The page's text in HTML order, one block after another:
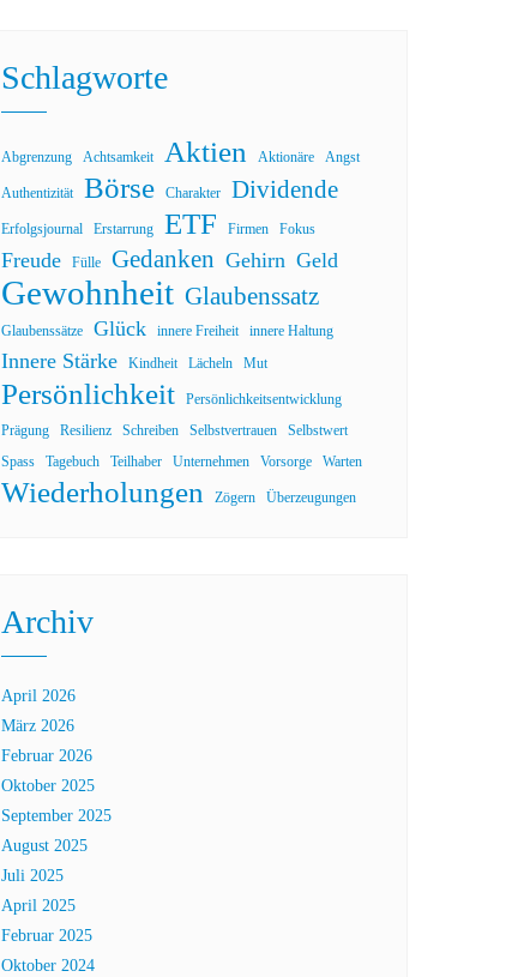
Schlagworte
Abgrenzung Achtsamkeit Aktien Aktionäre Angst
Authentizität Börse Charakter Dividende
Erfolgsjournal Erstarrung ETF Firmen Fokus
Freude Fülle Gedanken Gehirn Geld
Gewohnheit Glaubenssatz
Glaubenssätze Glück innere Freiheit innere Haltung
Innere Stärke Kindheit Lächeln Mut
Persönlichkeit
Persönlichkeitsentwicklung
Prägung
Resilienz Schreiben Selbstvertrauen
Selbstwert
Spass
Tagebuch Teilhaber Unternehmen Vorsorge Warten
Wiederholungen Zögern Überzeugungen
Archiv
April 2026
März 2026
Februar 2026
Oktober 2025
September 2025
August 2025
Juli 2025
April 2025
Februar 2025
Oktober 2024